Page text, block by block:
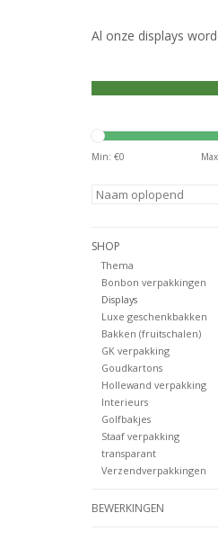
Al onze displays
Min: €0
SHOP
Thema
Bonbon verpakkingen
Displays
Luxe geschenkbakken
Bakken (fruitschalen)
GK verpakking
Goudkartons
Hollewand verpakking
Interieurs
Golfbakjes
Staaf verpakking
transparant
Verzendverpakkingen
BEWERKINGEN